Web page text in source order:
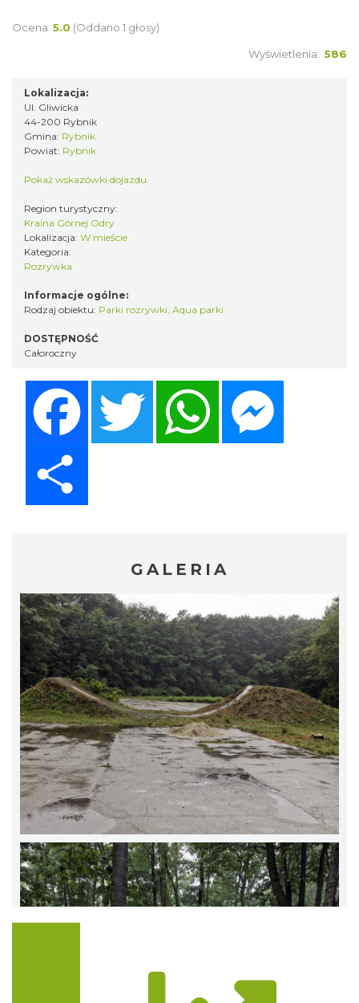
Ocena: 5.0 (Oddano 1 głosy)
Wyświetlenia: 586
Lokalizacja:
Ul. Gliwicka
44-200 Rybnik
Gmina: Rybnik
Powiat: Rybnik
Pokaż wskazówki dojazdu
Region turystyczny:
Kraina Górnej Odry
Lokalizacja: W mieście
Kategoria:
Rozrywka
Informacje ogólne:
Rodzaj obiektu: Parki rozrywki, Aqua parki
DOSTĘPNOŚĆ
Całoroczny
Twitter WhatsApp
GALERIA